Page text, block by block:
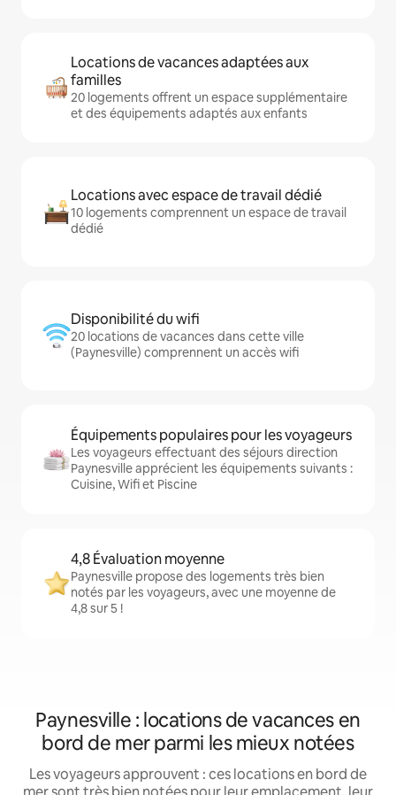
Locations de vacances adaptées aux
familles
20 logements offrent un espace supplémentaire
et des équipements adaptés aux enfants
Locations avec espace de travail dédié
10 logements comprennent un espace de travail
dédié
Disponibilité du wifi
20 locations de vacances dans cette ville
(Paynesville) comprennent un accès wifi
Équipements populaires pour les voyageurs
Les voyageurs effectuant des séjours direction
Paynesville apprécient les équipements suivants :
Cuisine, Wifi et Piscine
4,8 Évaluation moyenne
Paynesville propose des logements très bien
notés par les voyageurs, avec une moyenne de
4,8 sur 5 !
Paynesville : locations de vacances en
bord de mer parmi les mieux notées
Les voyageurs approuvent : ces locations en bord de